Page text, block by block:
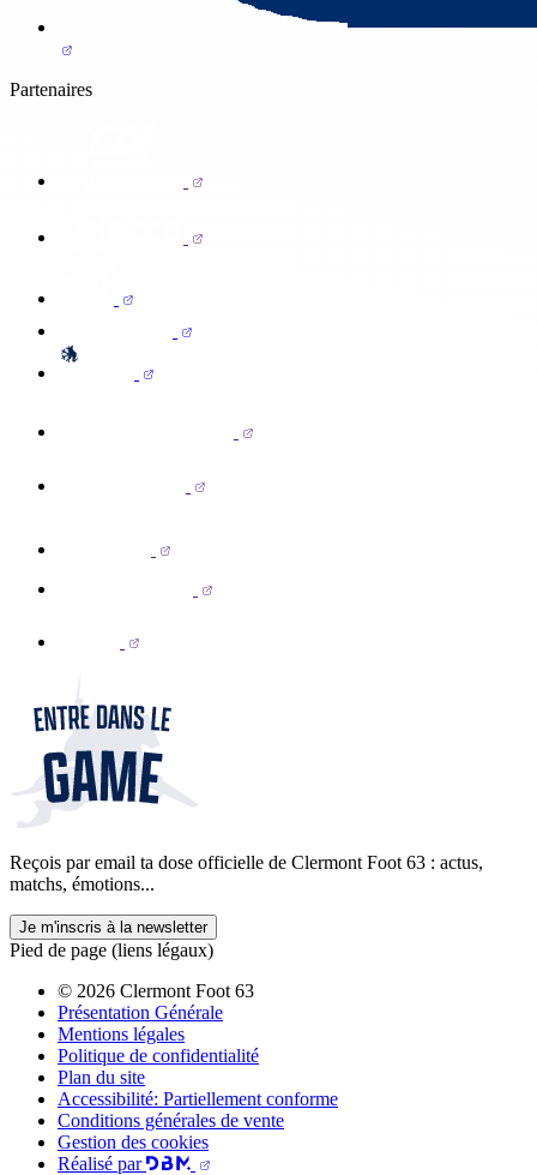
Partenaires
Reçois par email ta dose officielle de Clermont Foot 63 : actus,
matchs, émotions...
Je m'inscris à la newsletter
Pied de page (liens légaux)
© 2026 Clermont Foot 63
Présentation Générale
Mentions légales
Politique de confidentialité
Plan du site
Accessibilité: Partiellement conforme
Conditions générales de vente
Gestion des cookies
Réalisé par